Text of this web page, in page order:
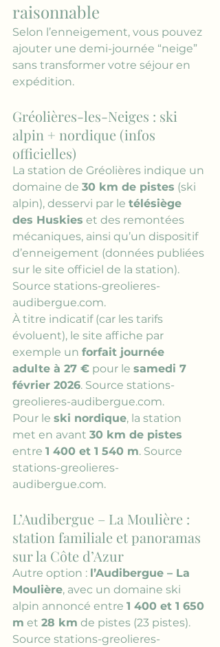
raisonnable
Selon l’enneigement, vous pouvez
ajouter une demi-journée “neige”
sans transformer votre séjour en
expédition.
Gréolières-les-Neiges : ski
alpin + nordique (infos
officielles)
La station de Gréolières indique un
domaine de 30 km de pistes (ski
alpin), desservi par le télésiège
des Huskies et des remontées
mécaniques, ainsi qu’un dispositif
d’enneigement (données publiées
sur le site officiel de la station).
Source stations-greolieres-
audibergue.com.
À titre indicatif (car les tarifs
évoluent), le site affiche par
exemple un forfait journée
adulte à 27 € pour le samedi 7
février 2026. Source stations-
greolieres-audibergue.com.
Pour le ski nordique, la station
met en avant 30 km de pistes
entre 1 400 et 1 540 m. Source
stations-greolieres-
audibergue.com.
L’Audibergue – La Moulière :
station familiale et panoramas
sur la Côte d’Azur
Autre option : l’Audibergue – La
Moulière, avec un domaine ski
alpin annoncé entre 1 400 et 1 650
m et 28 km de pistes (23 pistes).
Source stations-greolieres-